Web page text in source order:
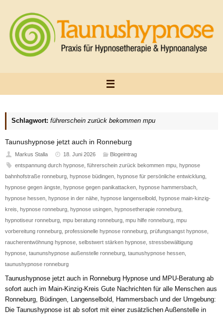
springen
Schlagwort: führerschein zurück bekommen mpu
Taunushypnose jetzt auch in Ronneburg
Markus Stalla 18. Juni 2026
Blogeintrag
entspannung durch hypnose, führerschein zurück bekommen mpu, hypnose
bahnhofstraße ronneburg hypnose büdingen hypnose für persönliche entwicklung
hypnose gegen ängste hypnose gegen panikattacken hypnose hammersbach
hypnose hessen hypnose in der nähe hypnose langenselbold hypnose main-kinzig-
kreis hypnose ronneburg hypnose usingen hypnosetherapie ronneburg
hypnotiseur ronneburg mpu beratung ronneburg mpu hilfe ronneburg mpu
vorbereitung ronneburg professionelle hypnose ronneburg prüfungsangst hypnose
raucherentwöhnung hypnose selbstwert stärken hypnose stressbewältigung
hypnose taununshypnose außenstelle ronneburg taunushypnose hessen
taunushypnose ronneburg
Taunushypnose jetzt auch in Ronneburg Hypnose und MPU-Beratung ab
sofort auch im Main-Kinzig-Kreis Gute Nachrichten für alle Menschen aus
Ronneburg, Büdingen, Langenselbold, Hammersbach und der Umgebung:
Die Taunushypnose ist ab sofort mit einer zusätzlichen Außenstelle in